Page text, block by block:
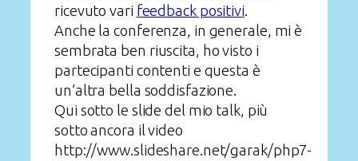
ricevuto vari feedback positivi.
Anche la conferenza, in generale, mi è
sembrata ben riuscita, ho visto i
partecipanti contenti e questa è
un’altra bella soddisfazione.
Qui sotto le slide del mio talk, più
sotto ancora il video
http://www.slideshare.net/garak/php7-